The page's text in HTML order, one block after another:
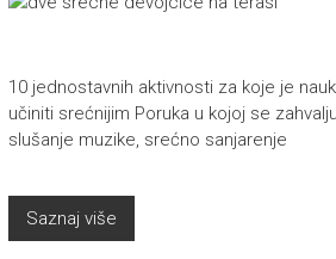
10 jednostavnih aktivnosti za koje je
učiniti srećnijim Poruka u kojoj se
slušanje muzike, srećno sanjarenje
Saznaj više